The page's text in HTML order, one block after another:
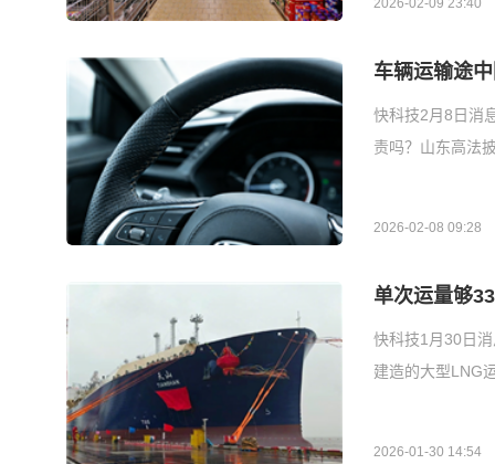
2026-02-09 23:40
车辆运输途
快科技2月8日消
责吗？山东高法
2026-02-08 09:28
单次运量够
快科技1月30日
建造的大型LNG
2026-01-30 14:54